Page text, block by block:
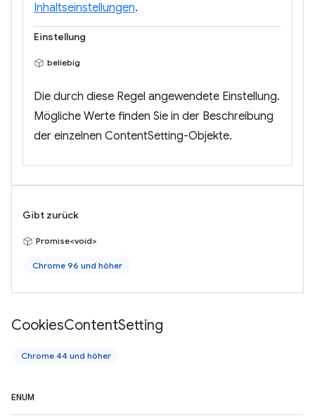
Inhaltseinstellungen.
Einstellung
beliebig
Die durch diese Regel angewendete Einstellung.
Mögliche Werte finden Sie in der Beschreibung
der einzelnen ContentSetting-Objekte.
Gibt zurück
Promise<void>
Chrome 96 und höher
CookiesContentSetting
Chrome 44 und höher
ENUM